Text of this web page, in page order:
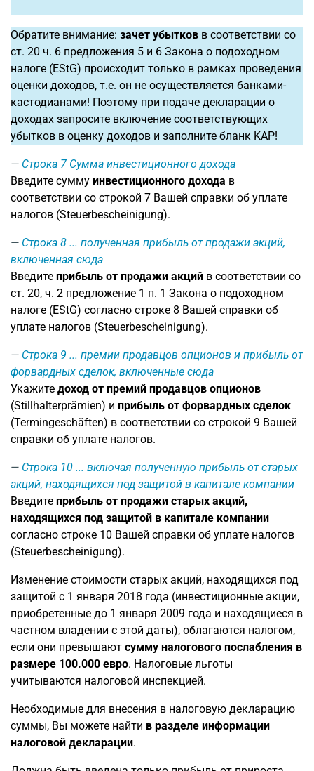
Обратите внимание: зачет убытков в соответствии со
ст. 20 ч. 6 предложения 5 и 6 Закона о подоходном
налоге (EStG) происходит только в рамках проведения
оценки доходов, т.е. он не осуществляется банками-
кастодианами! Поэтому при подаче декларации о
доходах запросите включение соответствующих
убытков в оценку доходов и заполните бланк KAP!
Строка 7 Сумма инвестиционного дохода
Введите сумму инвестиционного дохода в
соответствии со строкой 7 Вашей справки об уплате
налогов (Steuerbescheinigung).
Строка 8 ... полученная прибыль от продажи акций,
включенная сюда
Введите прибыль от продажи акций в соответствии со
ст. 20, ч. 2 предложение 1 п. 1 Закона о подоходном
налоге (EStG) согласно строке 8 Вашей справки об
уплате налогов (Steuerbescheinigung).
Строка 9 ... премии продавцов опционов и прибыль от
форвардных сделок, включенные сюда
Укажите доход от премий продавцов опционов
(Stillhalterprämien) и прибыль от форвардных сделок
(Termingeschäften) в соответствии со строкой 9 Вашей
справки об уплате налогов.
Строка 10 ... включая полученную прибыль от старых
акций, находящихся под защитой в капитале компании
Введите прибыль от продажи старых акций,
находящихся под защитой в капитале компании
согласно строке 10 Вашей справки об уплате налогов
(Steuerbescheinigung).
Изменение стоимости старых акций, находящихся под
защитой с 1 января 2018 года (инвестиционные акции,
приобретенные до 1 января 2009 года и находящиеся в
частном владении с этой даты), облагаются налогом,
если они превышают сумму налогового послабления в
размере 100.000 евро. Налоговые льготы
учитываются налоговой инспекцией.
Необходимые для внесения в налоговую декларацию
суммы, Вы можете найти в разделе информации
налоговой декларации.